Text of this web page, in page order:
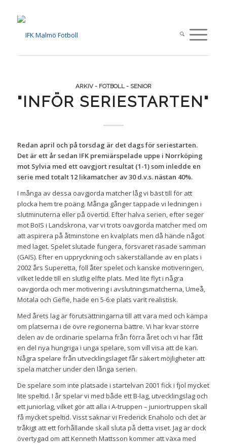
ARKIV - FOTBOLL - SENIOR
"INFÖR SERIESTARTEN"
Redan april och på torsdag är det dags för seriestarten.
Det är ett år sedan IFK premiärspelade uppe i Norrköping
mot Sylvia med ett oavgjort resultat (1-1) som inledde en
serie med totalt 12 likamatcher av 30 d.v.s. nästan 40%.
I många av dessa oavgjorda matcher låg vi bäst till för att
plocka hem tre poäng. Många gånger tappade vi ledningen i
slutminuterna eller på övertid. Efter halva serien, efter seger
mot BoIS i Landskrona, var vi trots oavgjorda matcher med om
att aspirera på åtminstone en kvalplats men då hände något
med laget. Spelet slutade fungera, försvaret rasade samman
(GAIS). Efter en uppryckning och säkerställande av en plats i
2002 års Superetta, föll åter spelet och kanske motiveringen,
vilket ledde till en slutlig elfte plats. Med lite flyt i några
oavgjorda och mer motivering i avslutningsmatcherna, Umeå,
Motala och Gefle, hade en 5-6:e plats varit realistisk.
Med årets lag är förutsättningarna till att vara med och kämpa
om platserna i de övre regionerna bättre. Vi har kvar större
delen av de ordinarie spelarna från förra året och vi har fått
en del nya hungriga i unga spelare, som vill visa att de kan.
Några spelare från utvecklingslaget får säkert möjligheter att
spela matcher under den långa serien.
De spelare som inte platsade i startelvan 2001 fick i fjol mycket
lite speltid. I år spelar vi med både ett B-lag, utvecklingslag och
ett juniorlag, vilket gör att alla i A-truppen – juniortruppen skall
få mycket speltid. Visst saknar vi Frederick Enaholo och det är
tråkigt att ett förhållande skall sluta på detta viset. Jag är dock
övertygad om att Kenneth Mattsson kommer att växa med